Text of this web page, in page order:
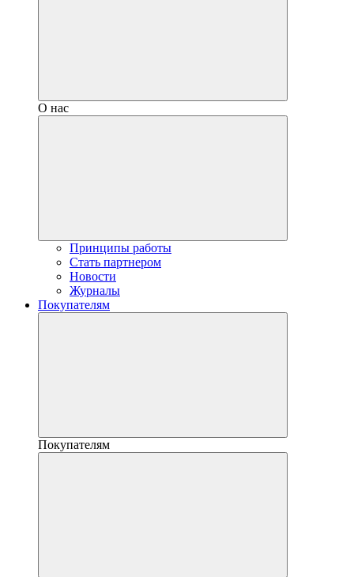
О нас
Принципы работы
Стать партнером
Новости
Журналы
Покупателям
Покупателям